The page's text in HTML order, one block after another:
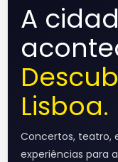
A
Lisboa.
Concertos, teatro,
experiências para